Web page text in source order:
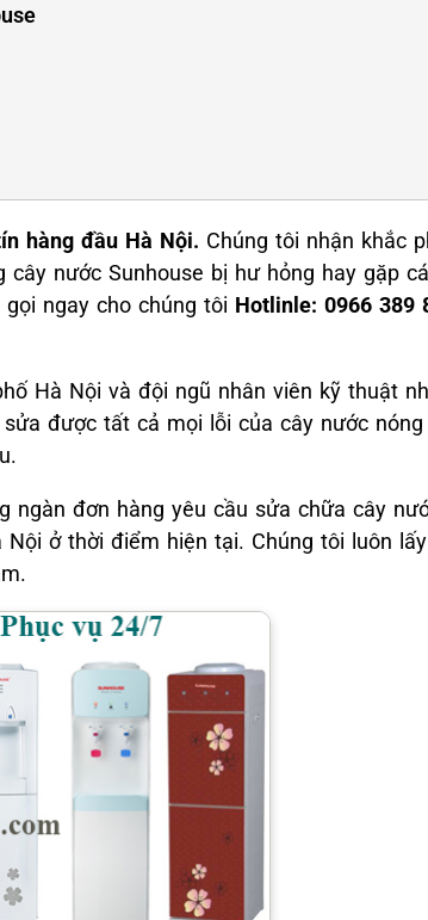
hàng đầu Hà Nội. Chúng tôi nhận khắc
nước Sunhouse bị hư hỏng hay gặp
ngay cho chúng tôi Hotlinle: 0966 389
Hà Nội và đội ngũ nhân viên kỹ thuật
được tất cả mọi lỗi của cây nước nóng
đơn hàng yêu cầu sửa chữa cây
ở thời điểm hiện tại. Chúng tôi luôn